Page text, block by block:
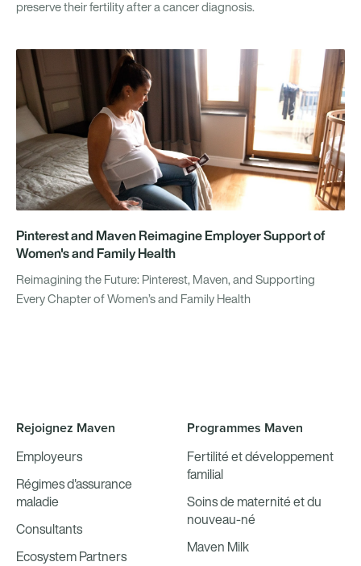
preserve their fertility after a cancer diagnosis.
Pinterest and Maven Reimagine Employer Support of
Women's and Family Health
Reimagining the Future: Pinterest, Maven, and Supporting
Every Chapter of Women’s and Family Health
Rejoignez Maven
Employeurs
Régimes d'assurance
maladie
Consultants
Ecosystem Partners
Programmes Maven
Fertilité et développement
familial
Soins de maternité et du
nouveau-né
Maven Milk